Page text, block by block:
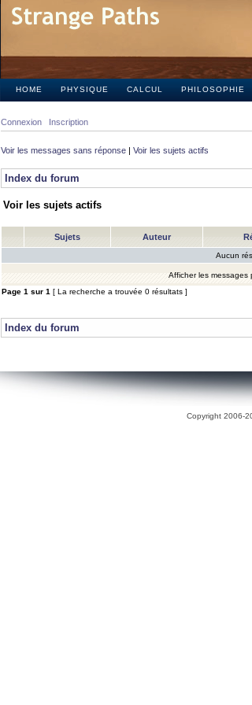
HOME PHYSIQUE CALCUL PHILOSOPHIE
Connexion Inscription
Voir les messages sans réponse | Voir les sujets actifs
Index du forum
Voir les sujets actifs
Sujets Auteur
Aucun
Afficher les messages
Page 1 sur 1 [ La recherche a trouvée 0 résultats ]
Index du forum
Copyright 2006-